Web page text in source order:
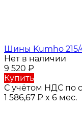
Шины Kumho 215/
Нет в наличии
9 520 ₽
Купить
С учётом НДС по
1 586,67 ₽ x 6 мес.